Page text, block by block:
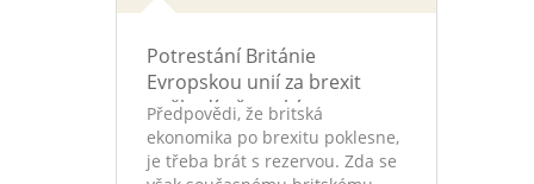
Potrestání Británie
Evropskou unií za brexit
poškodí německý export
Předpovědi, že britská
ekonomika po brexitu poklesne,
je třeba brát s rezervou. Zda se